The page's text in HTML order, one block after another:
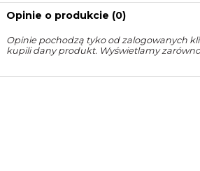
Opinie o produkcie (0)
Opinie pochodzą tyko od zalogowanych
kupili dany produkt. Wyświetlamy